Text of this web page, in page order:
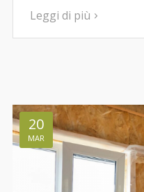
Leggi di più
20
MAR